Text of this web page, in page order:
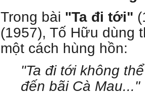
Trong bài "Ta đi tới"
(1957), Tố Hữu dùng
một cách hùng hồn:
"Ta đi tới không
đến bãi Cà Mau..."